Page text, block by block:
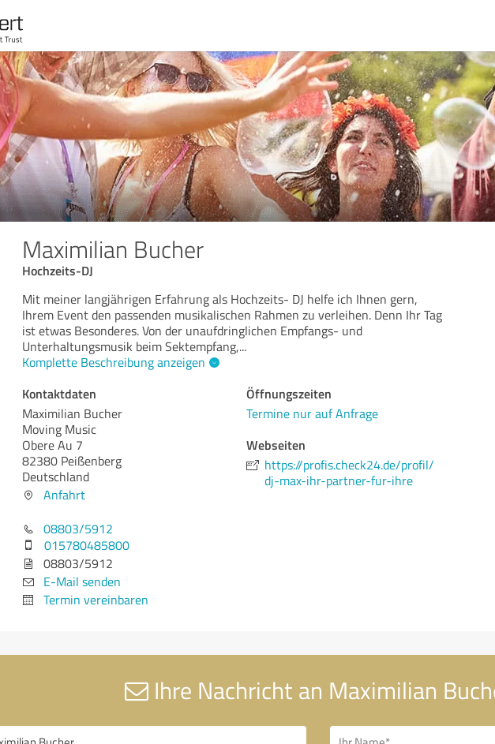
Maximilian Bucher
Hochzeits-DJ
Mit meiner langjährigen Erfahrung als Hochzeits- DJ helfe ich Ihnen gern,
Ihrem Event den passenden musikalischen Rahmen zu verleihen. Denn Ihr Tag
ist etwas Besonderes. Von der unaufdringlichen Empfangs- und
Unterhaltungsmusik beim Sektempfang,...
Komplette Beschreibung anzeigen
Kontaktdaten
Maximilian Bucher
Moving Music
Obere Au 7
82380 Peißenberg
Deutschland
Anfahrt
08803/5912
015780485800
08803/5912
E-Mail senden
Termin vereinbaren
Öffnungszeiten
Termine nur auf Anfrage
Webseiten
https://profis.check24.de/profil/
dj-max-ihr-partner-fur-ihre
Ihre Nachricht an Maximilian